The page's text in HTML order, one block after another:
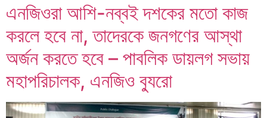
এনজিওরা আশি-নব্বই দশকের মতো কাজ
করলে হবে না, তাদেরকে জনগণের আস্থা
অর্জন করতে হবে – পাবলিক ডায়লগ সভায়
মহাপরিচালক, এনজিও ব্যুরো